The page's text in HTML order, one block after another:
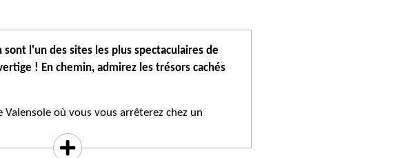
sont l'un des sites les plus spectaculaires de
! En chemin, admirez les trésors cachés
Valensole où vous vous arrêterez chez un
Vous emprunterez les routes sinueuses des